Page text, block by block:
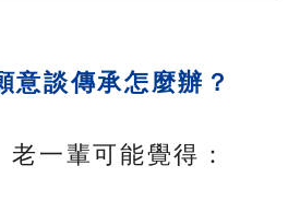
意談傳承怎麼辦？
一輩可能覺得：